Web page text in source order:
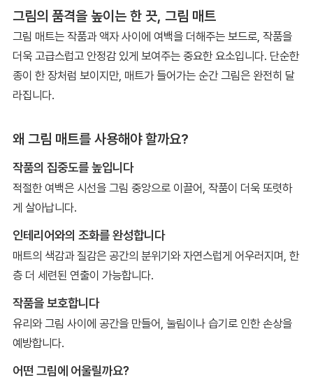
그림의 품격을 높이는 한 끗, 그림 매트
그림 매트는 작품과 액자 사이에 여백을 더해주는 보드로, 작품을
더욱 고급스럽고 안정감 있게 보여주는 중요한 요소입니다. 단순한
종이 한 장처럼 보이지만, 매트가 들어가는 순간 그림은 완전히 달
라집니다.
왜 그림 매트를 사용해야 할까요?
작품의 집중도를 높입니다
적절한 여백은 시선을 그림 중앙으로 이끌어, 작품이 더욱 또렷하
게 살아납니다.
인테리어와의 조화를 완성합니다
매트의 색감과 질감은 공간의 분위기와 자연스럽게 어우러지며, 한
층 더 세련된 연출이 가능합니다.
작품을 보호합니다
유리와 그림 사이에 공간을 만들어, 눌림이나 습기로 인한 손상을
예방합니다.
어떤 그림에 어울릴까요?